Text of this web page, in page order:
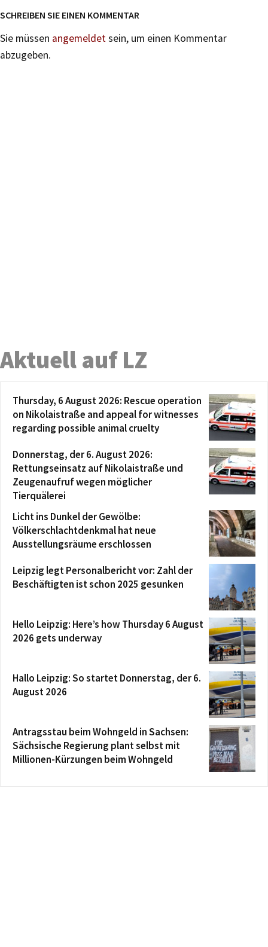
SCHREIBEN SIE EINEN KOMMENTAR
Sie müssen angemeldetsein, um einen Kommentar
abzugeben.
Aktuell auf LZ
Thursday, 6 August 2026: Rescue operation
on Nikolaistraße and appeal for witnesses
regarding possible animal cruelty
Donnerstag, der 6. August 2026:
Rettungseinsatz auf Nikolaistraße und
Zeugenaufruf wegen möglicher
Tierquälerei
Licht ins Dunkel der Gewölbe:
Völkerschlachtdenkmal hat neue
Ausstellungsräume erschlossen
Leipzig legt Personalbericht vor: Zahl der
Beschäftigten ist schon 2025 gesunken
Hello Leipzig: Here’s how Thursday 6 August
2026 gets underway
Hallo Leipzig: So startet Donnerstag, der 6.
August 2026
Antragsstau beim Wohngeld in Sachsen:
Sächsische Regierung plant selbst mit
Millionen-Kürzungen beim Wohngeld